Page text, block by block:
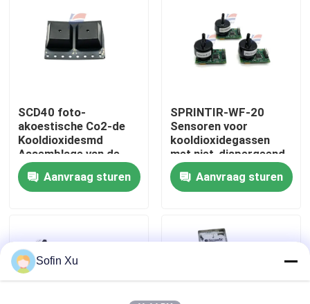
Over ons
Kwaliteitscontrole
Neem contact met ons op
Gevallen
SCD40 foto-
akoestische Co2-de
Kooldioxidesmd
Assemblage van de
Luchtkwaliteitsensor
Aanvraag sturen
SPRINTIR-WF-20
Sensoren voor
kooldioxidegassen
met niet-dispergeend
infrarood
Aanvraag sturen
Sofin Xu